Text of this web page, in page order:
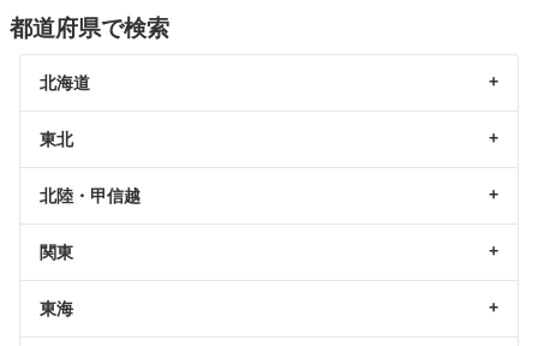
都道府県で検索
北海道
東北
北陸・甲信越
関東
東海